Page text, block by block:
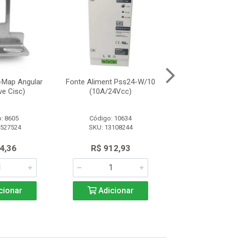
Angular
Cisc)
8605
Fonte Aliment Pss24-W/10
(10A/24Vcc)
Código: 10634
SKU: 13108244
R$ 912,93
Adicionar